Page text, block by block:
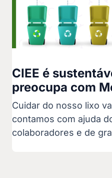
CIEE é
preocupa com
Cuidar do nosso lixo
contamos com ajuda
colaboradores e de